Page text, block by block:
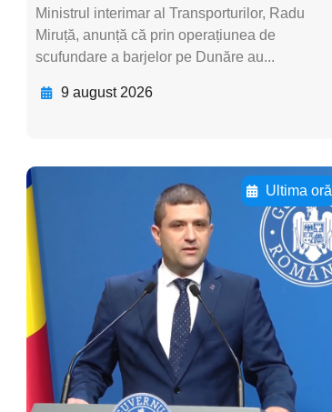
Ministrul interimar al Transporturilor, Radu
Miruță, anunță că prin operațiunea de
scufundare a barjelor pe Dunăre au...
9 august 2026
Ultima oră
Adaugă aici textul
pentru
subtitluAdaugă aici
textul pentru
subtitluAdaugă aici
textul pentru
subtitluAdaugă aici